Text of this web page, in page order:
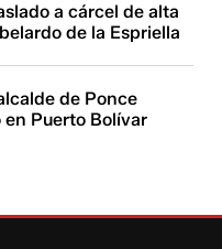
a cárcel de alta
de la Espriella
de Ponce
Puerto Bolívar